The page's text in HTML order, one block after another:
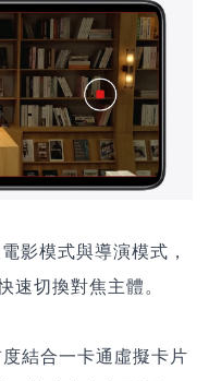
影模式與導演模式，
速切換對焦主體。
結合一卡通虛擬卡片